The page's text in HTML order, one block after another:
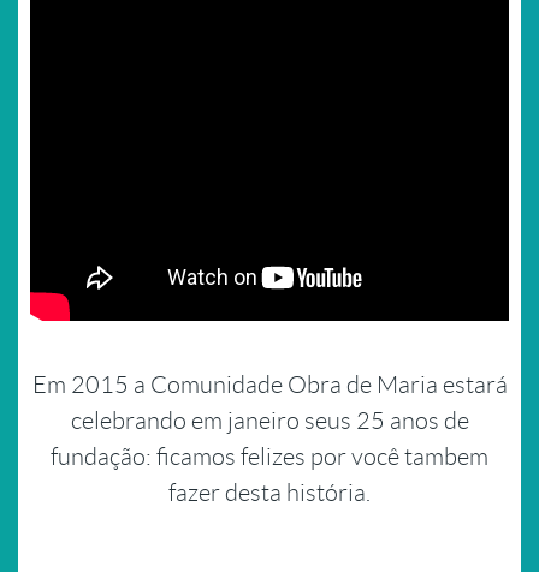
Em 2015 a Comunidade Obra de Maria estará
celebrando em janeiro seus 25 anos de
fundação: ficamos felizes por você tambem
fazer desta história.